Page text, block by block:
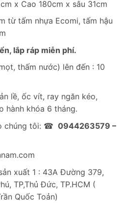
tại
là:
x Cao 180cm x sâu 31cm
từ tấm nhựa Ecomi, tấm hậu
lắp ráp miễn phí.
thấm nước) lên đến : 10
lề, ốc vít, ray ngăn kéo,
hành khóa 6 tháng.
chúng tôi: ☎ 0944263579 –
xuất 1 : 43A Đường 379,
TP,Thủ Đức, TP.HCM (
Quốc Toản)